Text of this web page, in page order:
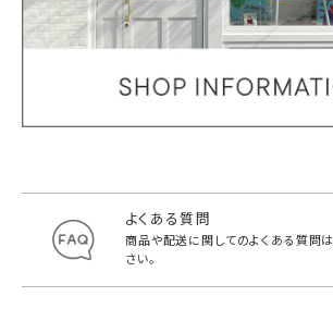
よくある質問
商品や配送に関してのよくある質問は
さい。